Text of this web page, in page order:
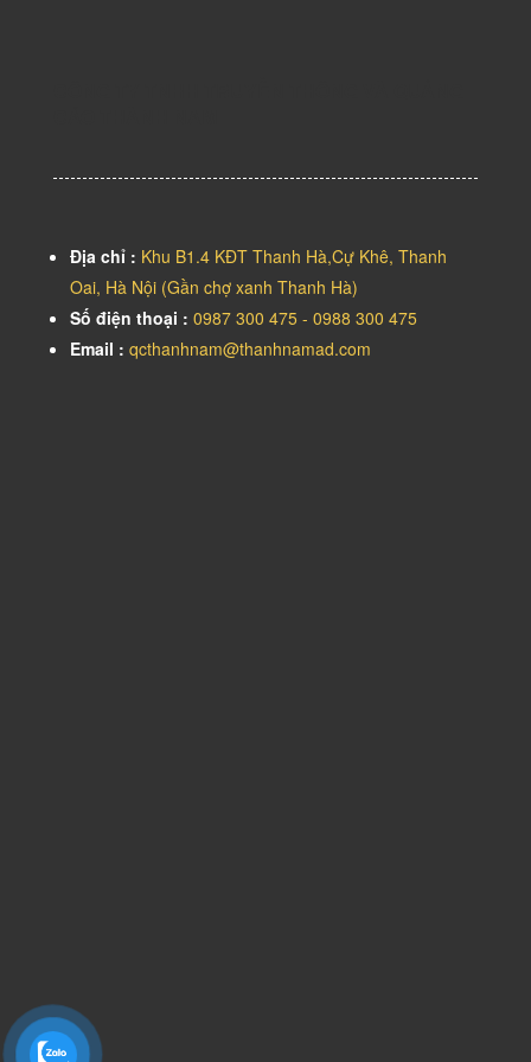
Địa chỉ : Khu B1.4 KĐT Thanh Hà,Cự Khê, Thanh
Oai, Hà Nội (Gần chợ xanh Thanh Hà)
Số điện thoại : 0987 300 475 - 0988 300 475
Email : qcthanhnam@thanhnamad.com